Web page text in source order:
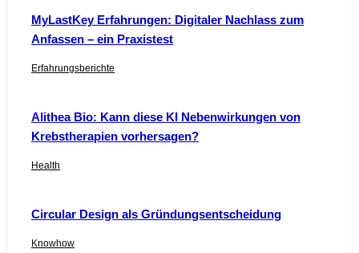
MyLastKey Erfahrungen: Digitaler Nachlass zum
Anfassen – ein Praxistest
Erfahrungsberichte
Alithea Bio: Kann diese KI Nebenwirkungen von
Krebstherapien vorhersagen?
Health
Circular Design als Gründungsentscheidung
Knowhow